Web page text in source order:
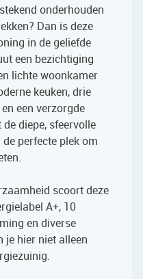
onderhouden
Dan is deze
in de geliefde
een bezichtiging
lichte woonkamer
keuken, drie
een verzorgde
diepe, sfeervolle
perfecte plek om
scoort deze
A+, 10
en diverse
je hier niet alleen